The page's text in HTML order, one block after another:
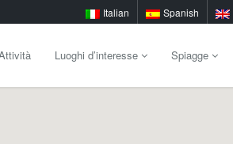
Spanish
Italian
Luoghi d’interesse Spiagge